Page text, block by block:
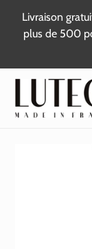
contenu
Livraison
plus de 500